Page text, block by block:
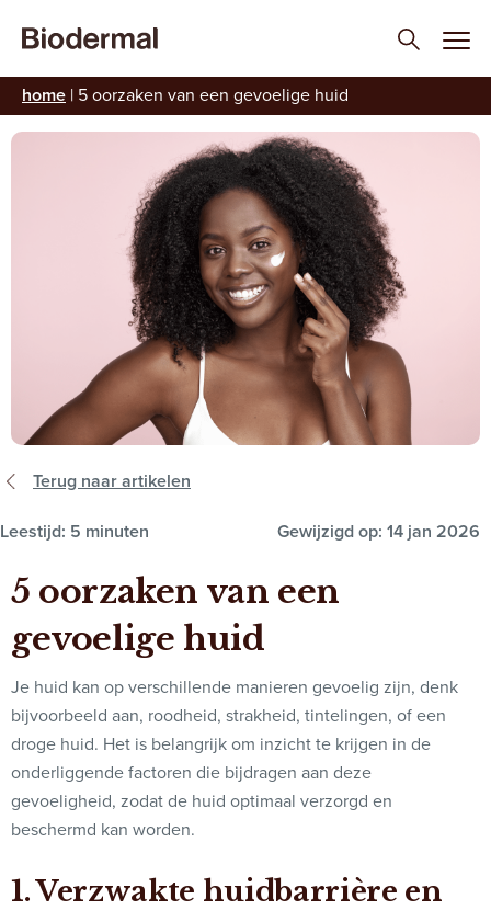
home | 5 oorzaken van een gevoelige huid
Terug naar artikelen
Leestijd: 5 minuten
Gewijzigd op: 14 jan 2026
5 oorzaken van een
gevoelige huid
Je huid kan op verschillende manieren gevoelig zijn, denk
bijvoorbeeld aan, roodheid, strakheid, tintelingen, of een
droge huid. Het is belangrijk om inzicht te krijgen in de
onderliggende factoren die bijdragen aan deze
gevoeligheid, zodat de huid optimaal verzorgd en
beschermd kan worden.
1. Verzwakte huidbarrière en